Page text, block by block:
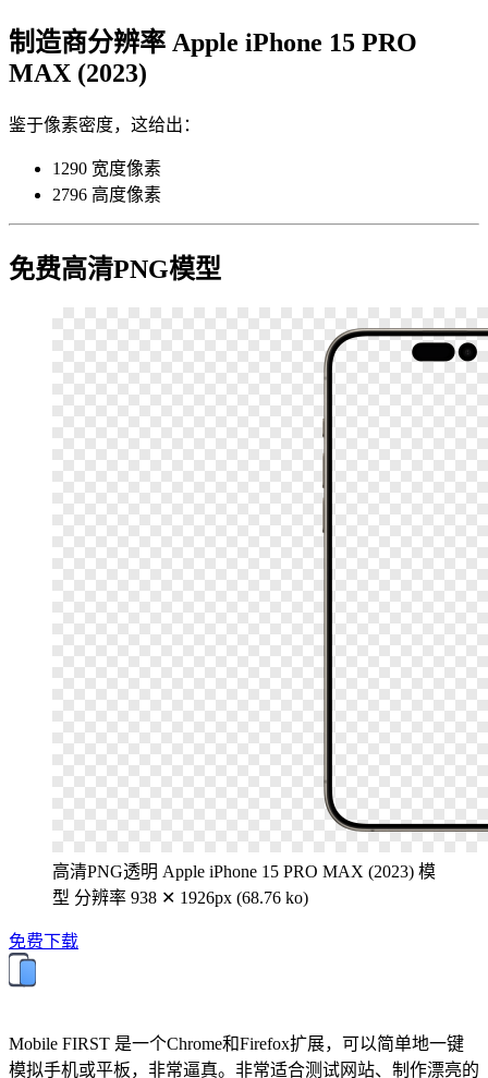
制造商分辨率 Apple iPhone 15 PRO
MAX (2023)
鉴于像素密度，这给出：
1290 宽度像素
2796 高度像素
免费高清PNG模型
高清PNG透明 Apple iPhone 15 PRO MAX (2023) 模
型 分辨率 938 ✕ 1926px (68.76 ko)
免费下载
Mobile FIRST 是一个Chrome和Firefox扩展，可以简单地一键
模拟手机或平板，非常逼真。非常适合测试网站、制作漂亮的